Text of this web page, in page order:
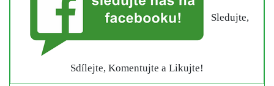
Sledujte,
Sdílejte, Komentujte a Likujte!